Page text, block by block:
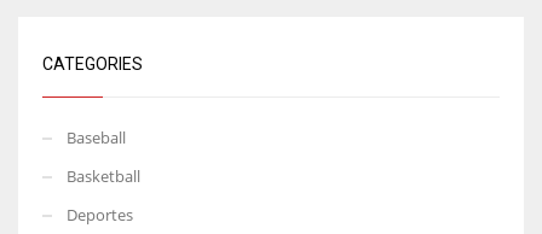
CATEGORIES
Baseball
Basketball
Deportes